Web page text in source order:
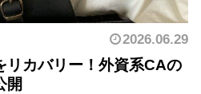
2026.06.29
リカバリー！外資系CAの
開